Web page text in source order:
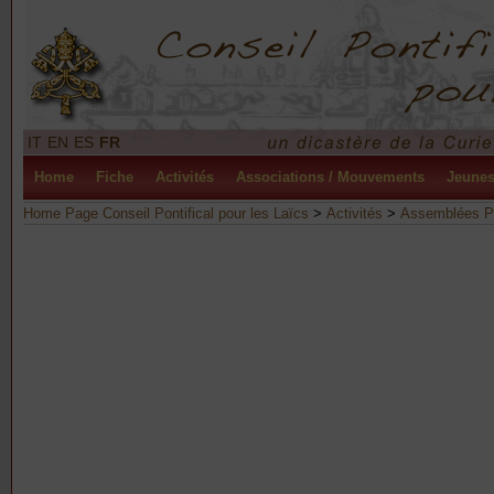
IT EN ES FR
Home Fiche Activités Associations / Mouvements Jeunes
Home Page Conseil Pontifical pour les Laïcs > Activités > Assemblées